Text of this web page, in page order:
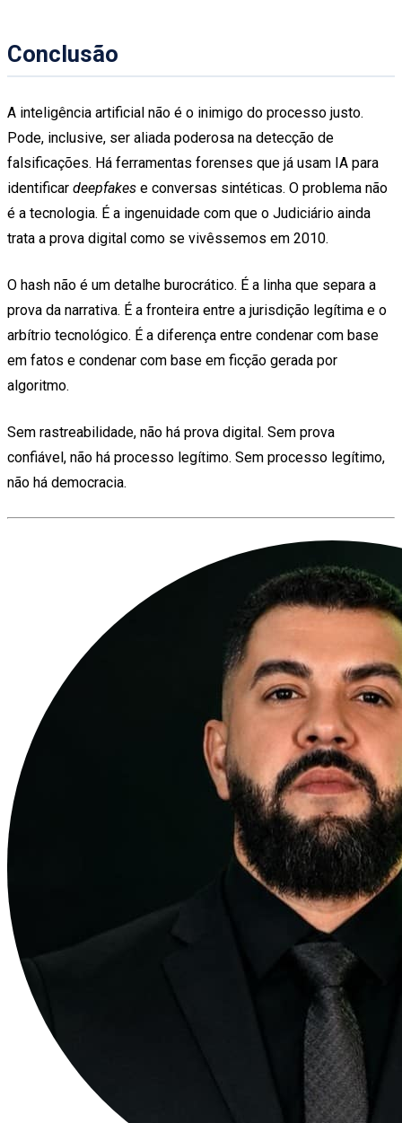
Conclusão
A inteligência artificial não é o inimigo do processo justo.
Pode, inclusive, ser aliada poderosa na detecção de
falsificações. Há ferramentas forenses que já usam IA para
identificar deepfakes e conversas sintéticas. O problema não
é a tecnologia. É a ingenuidade com que o Judiciário ainda
trata a prova digital como se vivêssemos em 2010.
O hash não é um detalhe burocrático. É a linha que separa a
prova da narrativa. É a fronteira entre a jurisdição legítima e o
arbítrio tecnológico. É a diferença entre condenar com base
em fatos e condenar com base em ficção gerada por
algoritmo.
Sem rastreabilidade, não há prova digital. Sem prova
confiável, não há processo legítimo. Sem processo legítimo,
não há democracia.